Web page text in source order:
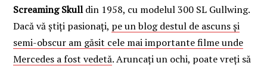
Screaming Skulldin 1958, cu modelul 300 SL Gullwing.
Dacă vă știți pasionați, pe un blog destul de ascuns și
semi-obscur am găsit cele mai importante filme unde
Mercedes a fost vedetă. Aruncați un ochi, poate vreți să